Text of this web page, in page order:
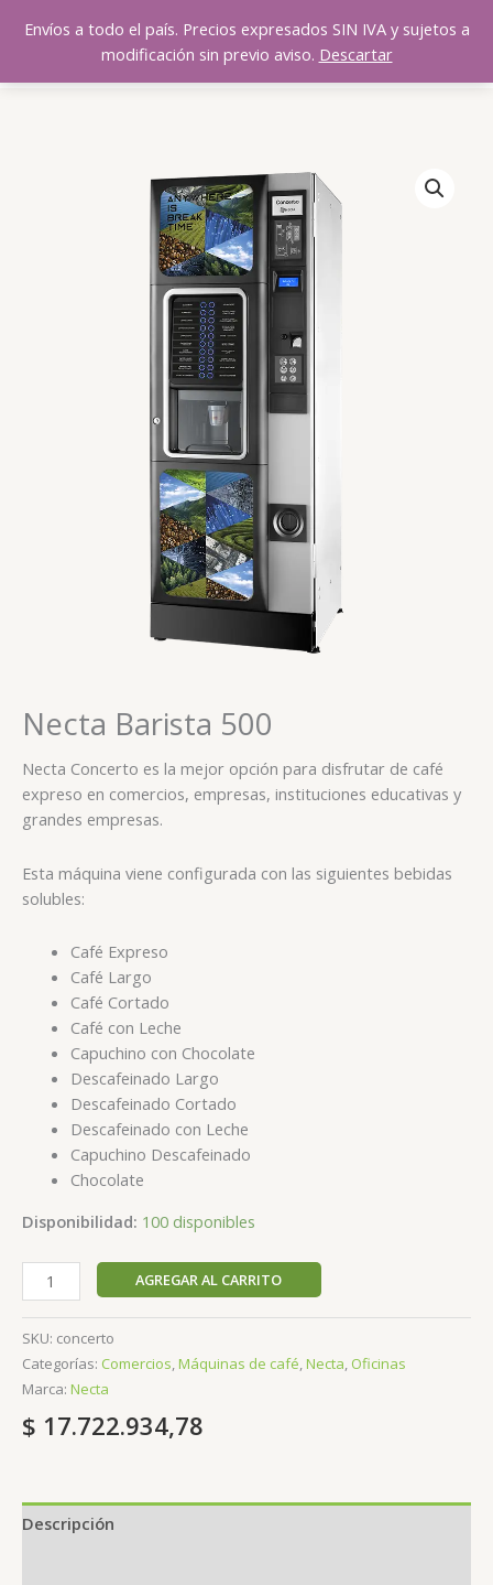
Envíos a todo el país. Precios expresados SIN IVA y sujetos a
modificación sin previo aviso. Descartar
Necta Barista 500
Necta Concerto es la mejor opción para disfrutar de café
expreso en comercios, empresas, instituciones educativas y
grandes empresas.
Esta máquina viene configurada con las siguientes bebidas
solubles:
Café Expreso
Café Largo
Café Cortado
Café con Leche
Capuchino con Chocolate
Descafeinado Largo
Descafeinado Cortado
Descafeinado con Leche
Capuchino Descafeinado
Chocolate
Disponibilidad: 100 disponibles
AGREGAR AL CARRITO
SKU: concerto
Categorías: Comercios,Máquinas de café,Necta, Oficinas
Marca: Necta
$ 17.722.934,78
Descripción